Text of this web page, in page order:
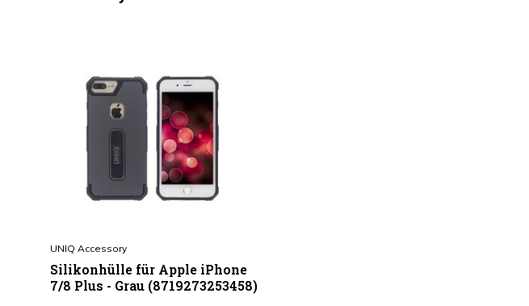
UNIQ Accessory
Silikonhülle für Apple iPhone
7/8 Plus - Grau (8719273253458)